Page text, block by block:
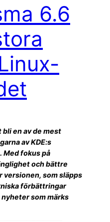
6.6
bli en av de mest
av KDE:s
Med fokus på
och bättre
versionen, som släpps
förbättringar
som märks